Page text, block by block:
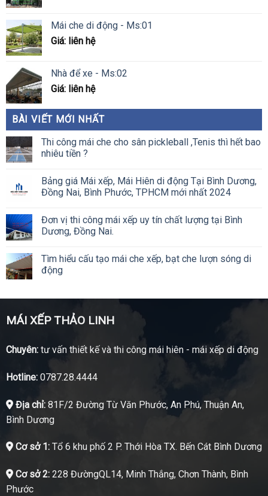
Mái che di động - Ms:01
Giá: liên hệ
Nhà để xe - Ms:02
Giá: liên hệ
BÀI VIẾT MỚI NHẤT
Thi công mái che cho sân pickleball ,Tenis thì hết bao
nhiêu tiền ?
Bảng giá Mái xếp, Mái Hiên di động Tại Bình Dương,
Đồng Nai, Bình Phước, TPHCM mới nhất 2024
Đơn vị thi công mái xếp uy tín chất lượng tại Bình
Dương, Đồng Nai.
Tìm hiểu cấu tạo mái che xếp, bạt che lượn sóng di
động
MÁI XẾP THẢO LINH
Chuyên:tư vấn thiết kế và thi công mái hiên - mái xếp di động
Hotline:0787.28.4444
Địa chỉ:81F/2 Đường Từ Văn Phước, An Phú, Thuận An,
Bình Dương
Cơ sở 1:Tổ 6 khu phố 2 P. Thới Hòa TX. Bến Cát Bình Dương
Cơ sở 2:228 ĐườngQL14, Minh Thắng, Chơn Thành, Bình
Phước